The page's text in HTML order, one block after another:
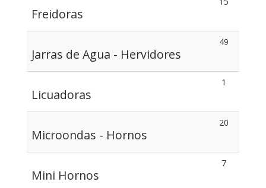
Freidoras
Jarras de Agua - Hervidores
49
Licuadoras
1
Microondas - Hornos
20
Mini Hornos
7